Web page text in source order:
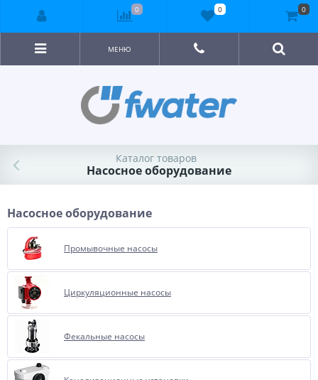
МЕНЮ
Каталог товаров
Насосное оборудование
Насосное оборудование
Промывочные насосы
Циркуляционные насосы
Фекальные насосы
0 0 0